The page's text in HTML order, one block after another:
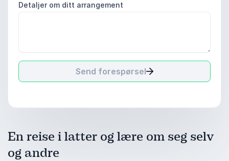
Detaljer om ditt arrangement
Send forespørsel
En reise i latter og lære om seg selv
og andre